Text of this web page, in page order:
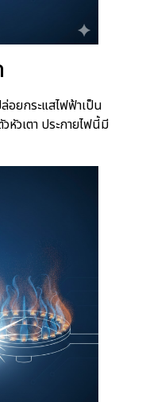
อยกระแสไฟฟ้าเป็น
หัวเตา ประกายไฟนี้มี